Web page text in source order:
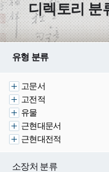
디렉토리 분
유형 분류
고문서
고전적
유물
근현대문서
근현대전적
소장처 분류